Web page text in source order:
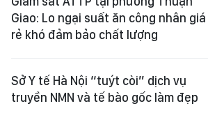
Giao: Lo ngại suất ăn công nhân giá
rẻ khó đảm bảo chất lượng
Sở Y tế Hà Nội “tuýt còi” dịch vụ
truyền NMN và tế bào gốc làm đẹp